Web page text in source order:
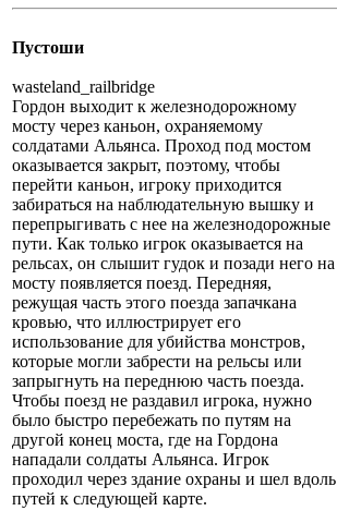
Пустоши
wasteland_railbridge
Гордон выходит к железнодорожному
мосту через каньон, охраняемому
солдатами Альянса. Проход под мостом
оказывается закрыт, поэтому, чтобы
перейти каньон, игроку приходится
забираться на наблюдательную вышку и
перепрыгивать с нее на железнодорожные
пути. Как только игрок оказывается на
рельсах, он слышит гудок и позади него на
мосту появляется поезд. Передняя,
режущая часть этого поезда запачкана
кровью, что иллюстрирует его
использование для убийства монстров,
которые могли забрести на рельсы или
запрыгнуть на переднюю часть поезда.
Чтобы поезд не раздавил игрока, нужно
было быстро перебежать по путям на
другой конец моста, где на Гордона
нападали солдаты Альянса. Игрок
проходил через здание охраны и шел вдоль
путей к следующей карте.